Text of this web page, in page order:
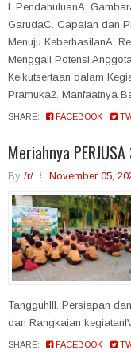
I. PendahuluanA.
GarudaC. Capaian dan
Menuju KeberhasilanA.
Menggali Potensi
Keikutsertaan dalam
Pramuka2. Manfaatnya
SHARE: FACEBOOK
Meriahnya
By /r/ November 05,
TangguhIII. Persiapan
dan Rangkaian
SHARE: FACEBOOK